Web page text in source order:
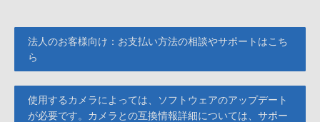
法人のお客様向け：お支払い方法の相談やサポートはこち
ら
使用するカメラによっては、ソフトウェアのアップデート
が必要です。カメラとの互換情報詳細については、サポー